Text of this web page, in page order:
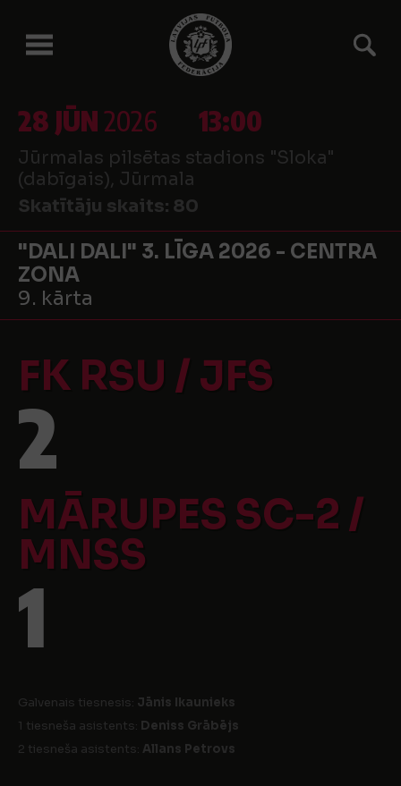
28 JŪN2026 13:00
Jūrmalas pilsētas stadions "Sloka"
(dabīgais), Jūrmala
Skatītāju skaits: 80
"DALI DALI" 3. LĪGA 2026 - CENTRA
ZONA
9. kārta
FK RSU / JFS
2
MĀRUPES SC-2 /
MNSS
1
Galvenais tiesnesis: Jānis Ikaunieks
1 tiesneša asistents: Deniss Grābējs
2 tiesneša asistents: Allans Petrovs